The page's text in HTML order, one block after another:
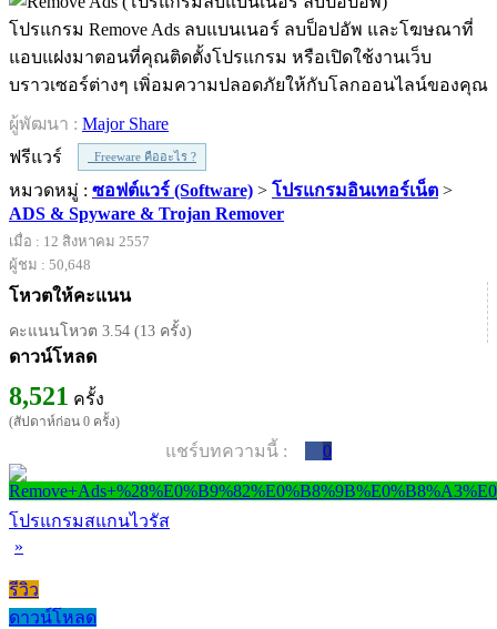
โปรแกรม Remove Ads ลบแบนเนอร์ ลบป็อปอัพ และโฆษณาที่
แอบแฝงมาตอนที่คุณติดตั้งโปรแกรม หรือเปิดใช้งานเว็บ
บราวเซอร์ต่างๆ เพิ่อมความปลอดภัยให้กับโลกออนไลน์ของคุณ
ผู้พัฒนา : Major Share
ฟรีแวร์
Freeware คืออะไร ?
หมวดหมู่ : ซอฟต์แวร์ (Software) > โปรแกรมอินเทอร์เน็ต >
ADS & Spyware & Trojan Remover
เมื่อ : 12 สิงหาคม 2557
ผู้ชม : 50,648
โหวตให้คะแนน
คะแนนโหวต 3.54 (13 ครั้ง)
ดาวน์โหลด
8,521 ครั้ง
(สัปดาห์ก่อน 0 ครั้ง)
แชร์บทความนี้ : 0
โปรแกรมสแกนไวรัส
»
รีวิว
ดาวน์โหลด